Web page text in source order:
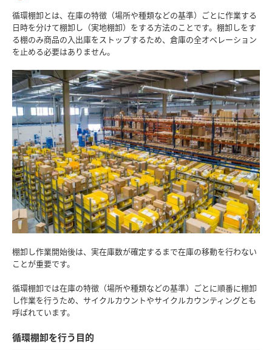
循環棚卸とは、在庫の特徴（場所や種類などの基準）ごとに作業する
日時を分けて棚卸し（実地棚卸）をする方法のことです。棚卸しをす
る棚のみ商品の入出庫をストップするため、倉庫の全オペレーション
を止める必要はありません。
棚卸し作業開始後は、実在庫数が確定するまで在庫の移動を行わない
ことが重要です。
循環棚卸では在庫の特徴（場所や種類などの基準）ごとに順番に棚卸
し作業を行うため、サイクルカウントやサイクルカウンティングとも
呼ばれています。
循環棚卸を行う目的